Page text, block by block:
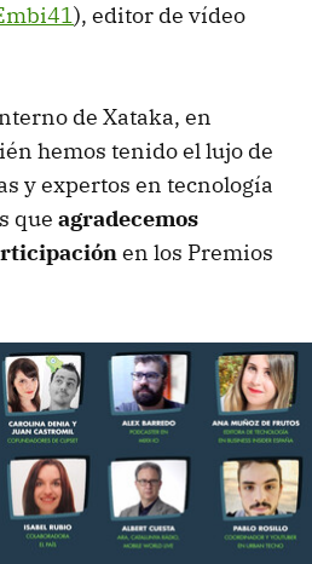
), editor de vídeo
de Xataka, en
hemos tenido el lujo de
y expertos en tecnología
que agradecemos
en los Premios